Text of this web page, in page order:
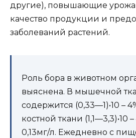
другие), повышающие
качество продукции и
заболеваний растений.
Роль бора в животном
выяснена. В мышечной
содержится (0,33—1)•10 –
костной ткани (1,1—3,3)•10
0,13мг/л. Ежедневно с